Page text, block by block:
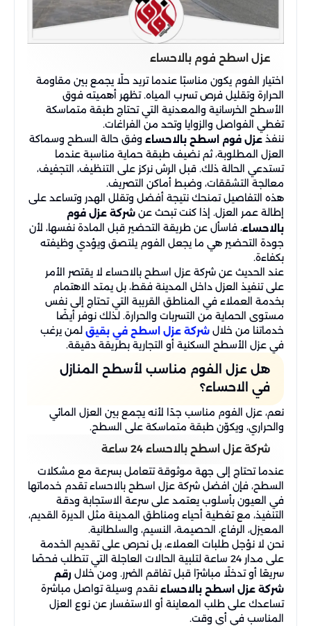
عزل اسطح فوم بالاحساء
اختيار الفوم يكون مناسبًا عندما تريد حلًا يجمع بين مقاومة
الحرارة وتقليل فرص تسرب المياه. تظهر أهميته فوق
الأسطح الخرسانية والمعدنية التي تحتاج طبقة متماسكة
تغطي الفواصل والزوايا وتحد من الفراغات.
ننفذ عزل فوم اسطح بالاحساء وفق حالة السطح وسماكة
العزل المطلوبة، ثم نضيف طبقة حماية مناسبة عندما
تستدعي الحالة ذلك. قبل الرش نركز على التنظيف، التجفيف،
معالجة التشققات، وضبط أماكن التصريف.
هذه التفاصيل تمنحك نتيجة أفضل وتقلل الهدر وتساعد على
إطالة عمر العزل. إذا كنت تبحث عن شركة عزل فوم
بالاحساء، فاسأل عن طريقة التحضير قبل المادة نفسها، لأن
جودة التحضير هي ما يجعل الفوم يلتصق ويؤدي وظيفته
بكفاءة.
عند الحديث عن شركة عزل اسطح بالاحساء لا يقتصر الأمر
على تنفيذ العزل داخل المدينة فقط، بل يمتد الاهتمام
بخدمة العملاء في المناطق القريبة التي تحتاج إلى نفس
مستوى الحماية من التسربات والحرارة. لذلك نوفر أيضًا
خدماتنا من خلال شركة عزل اسطح في بقيق لمن يرغب
في عزل الأسطح السكنية أو التجارية بطريقة دقيقة.
هل عزل الفوم مناسب لأسطح المنازل
في الاحساء؟
نعم، عزل الفوم مناسب جدًا لأنه يجمع بين العزل المائي
والحراري، ويكوّن طبقة متماسكة على السطح.
شركة عزل اسطح بالاحساء 24 ساعة
عندما تحتاج إلى جهة موثوقة تتعامل بسرعة مع مشكلات
السطح، فإن افضل شركة عزل اسطح بالاحساء تقدم خدماتها
في العيون بأسلوب يعتمد على سرعة الاستجابة ودقة
التنفيذ، مع تغطية أحياء ومناطق المدينة مثل الديرة القديم،
المعيزل، الرفاع، الحصيمة، النسيم، والسلطانية.
نحن لا نؤجل طلبات العملاء، بل نحرص على تقديم الخدمة
على مدار 24 ساعة لتلبية الحالات العاجلة التي تتطلب فحصًا
سريعًا أو تدخلًا مباشرًا قبل تفاقم الضرر. ومن خلال رقم
شركة عزل اسطح بالاحساء نقدم وسيلة تواصل مباشرة
تساعدك على طلب المعاينة أو الاستفسار عن نوع العزل
المناسب في أي وقت.